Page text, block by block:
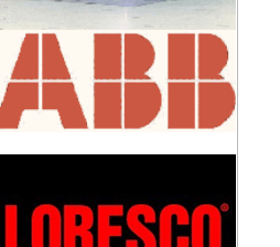
THIẾT BỊ ĐẾM SÉT CIPROTEC CDI-250
KHỚP NỐI CÁCH ĐIỆN LPI
IL/CUOPLING